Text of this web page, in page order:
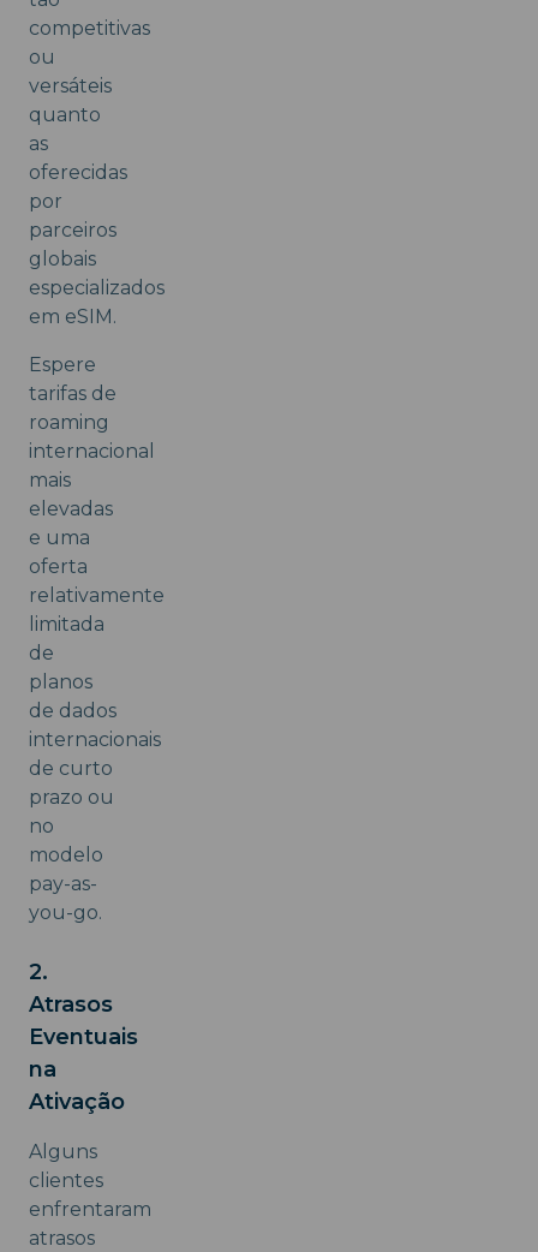
competitivas
ou
versáteis
quanto
as
oferecidas
por
parceiros
globais
especializados
em eSIM.
Espere
tarifas de
roaming
internacional
mais
elevadas
e uma
oferta
relativamente
limitada
de
planos
de dados
internacionais
de curto
prazo ou
no
modelo
pay-as-
you-go.
2.
Atrasos
Eventuais
na
Ativação
Alguns
clientes
enfrentaram
atrasos